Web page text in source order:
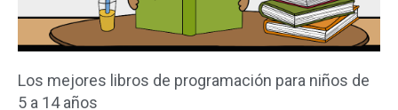
Los mejores libros de programación para niños de
5 a 14 años